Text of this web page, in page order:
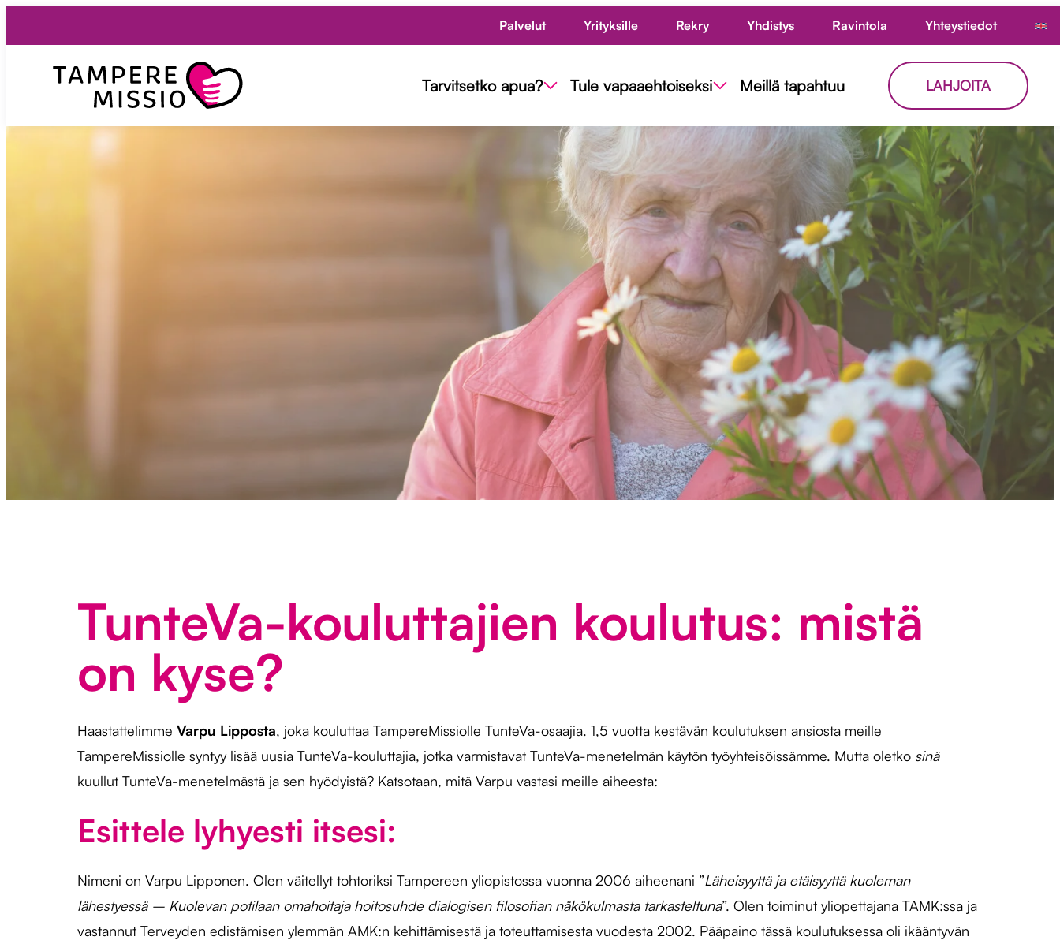
TampereMissio
Tarvitsetko apua? Tule vapaaehtoiseksi Meillä tapahtuu LAHJOITA
Palvelut Yrityksille Rekry Yhdistys Ravintola Yhteystiedot
TunteVa-kouluttajien koulutus: mistä
on kyse?
Haastattelimme Varpu Lipposta, joka kouluttaa TampereMissiolle TunteVa-osaajia. 1,5 vuotta kestävän koulutuksen ansiosta meille
TampereMissiolle syntyy lisää uusia TunteVa-kouluttajia, jotka varmistavat TunteVa-menetelmän käytön työyhteisöissämme. Mutta oletko sinä
kuullut TunteVa-menetelmästä ja sen hyödyistä? Katsotaan, mitä Varpu vastasi meille aiheesta:
Esittele lyhyesti itsesi:
Nimeni on Varpu Lipponen. Olen väitellyt tohtoriksi Tampereen yliopistossa vuonna 2006 aiheenani ”Läheisyyttä ja etäisyyttä kuoleman
lähestyessä – Kuolevan potilaan omahoitaja hoitosuhde dialogisen filosofian näkökulmasta tarkasteltuna”. Olen toiminut yliopettajana TAMK:ssa ja
vastannut Terveyden edistämisen ylemmän AMK:n kehittämisestä ja toteuttamisesta vuodesta 2002. Pääpaino tässä koulutuksessa oli ikääntyvän